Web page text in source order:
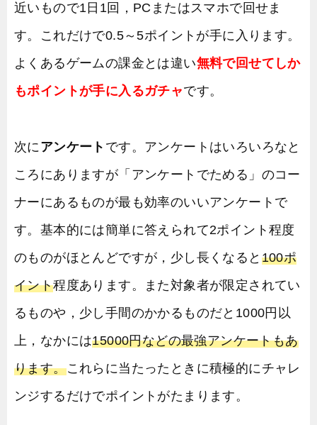
近いもので1日1回，PCまたはスマホで回せま
す。これだけで0.5～5ポイントが手に入ります。
よくあるゲームの課金とは違い無料で回せてしか
もポイントが手に入るガチャです。
次にアンケート です。アンケートはいろいろなと
ころにありますが「アンケートでためる」のコー
ナーにあるものが最も効率のいいアンケートで
す。基本的には簡単に答えられて2ポイント程度
のものがほとんどですが，少し長くなると 100ポ
イント程度あります。また対象者が限定されてい
るものや，少し手間のかかるものだと1000円以
上，なかには15000円などの最強アンケートもあ
ります。これらに当たったときに積極的にチャレ
ンジするだけでポイントがたまります。